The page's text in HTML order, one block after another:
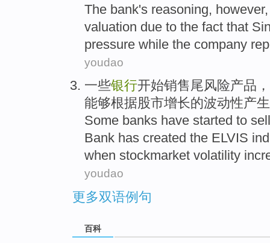
The bank's reasoning, however
valuation due to the fact that
pressure while the company
youdao
一些银行开始销售尾风险产品 ，
能够根据股市增长的波动性产生
Some banks have started to sell
Bank has created the ELVIS
when stockmarket volatility
youdao
更多双语例句
百科